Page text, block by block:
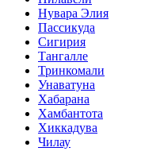
Нувара Элия
Пассикуда
Сигирия
Тангалле
Тринкомали
Унаватуна
Хабарана
Хамбантота
Хиккадува
Чилау